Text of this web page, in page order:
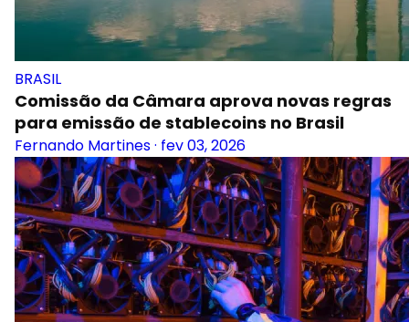
BRASIL
Comissão da Câmara aprova novas regras
para emissão de stablecoins no Brasil
Fernando Martines· fev 03, 2026